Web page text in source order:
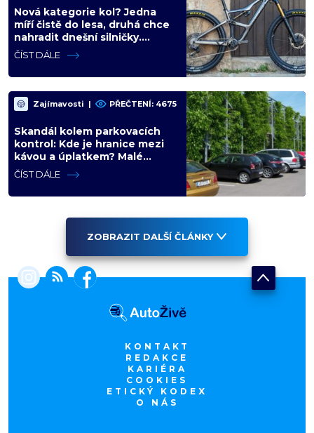
Nová kategorie kol? Jedna
míří čistě do lesa, druhá chce
nahradit dnešní silničky.
Cyklisté mají rozporuplné
názory
ČÍST DÁLE
Zajímavosti | PŘEČTENÍ: 4675
Skandál kolem parkovacích
kontrol: Kde je hranice mezi
kávou a úplatkem? Malé
město, malá výhoda, velký
problém
ČÍST DÁLE
ZOBRAZIT DALŠÍ ČLÁNKY
KONTAKT
REDAKCE
KARIÉRA
COOKIES
ETICKÝ KODEX
O NÁS